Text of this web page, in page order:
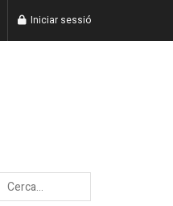
Iniciar sessió